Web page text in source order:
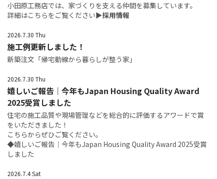
小田原工務店では、家づくりを支える仲間を募集しています。
詳細はこちらをご覧ください▶採用情報
2026.7.30 Thu
施工例更新しました！
新築注文「帰宅動線から暮らしが整う家」
2026.7.30 Thu
嬉しいご報告｜今年もJapan Housing Quality Award
2025受賞しました
住宅の施工品質や現場管理などを総合的に評価するアワードで賞
をいただきました！
こちらからぜひご覧ください。
◆嬉しいご報告｜今年もJapan Housing Quality Award 2025受賞
しました
2026.7.4 Sat